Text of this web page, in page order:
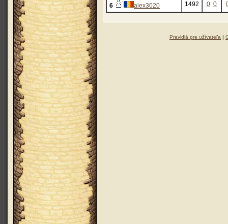
6 alex3020 1492 0 0
Pravidlá pre užívateľa |